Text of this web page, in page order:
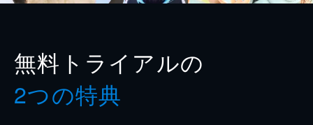
無料トライアルの
2つの特典